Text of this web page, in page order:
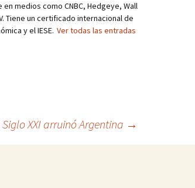
medios como CNBC, Hedgeye, Wall
Tiene un certificado internacional de
y el IESE. Ver todas las entradas
XXI arruinó Argentina →